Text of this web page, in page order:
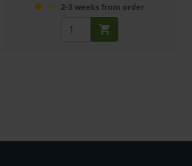
2-3 weeks from order